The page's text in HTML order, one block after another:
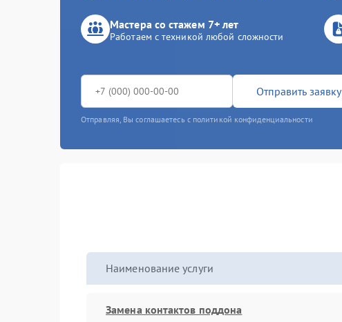
Мастера со стажем 7+ лет
Работаем с техникой любой сложности
Отправить заявку
Отправляя, Вы соглашаетесь с политикой конфиденциальности
Наименование услуги
Замена контактов поддона